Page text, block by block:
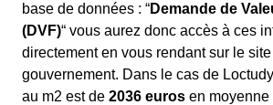
base de données : “Demande de
(DVF)“ vous aurez donc accès à ces
directement en vous rendant sur le
gouvernement. Dans le cas de
au m2 est de 2036 euros en moyenne